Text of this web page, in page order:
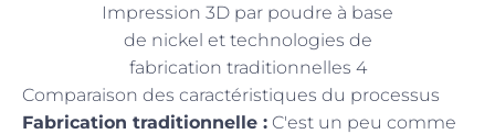
Impression 3D par poudre à base
de nickel et technologies de
fabrication traditionnelles 4
Comparaison des caractéristiques du processus
Fabrication traditionnelle : C'est un peu comme